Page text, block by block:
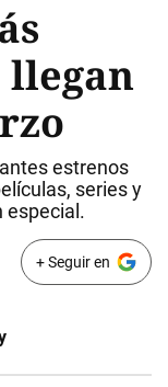
llegan
estrenos
series y
especial.
+ Seguir en